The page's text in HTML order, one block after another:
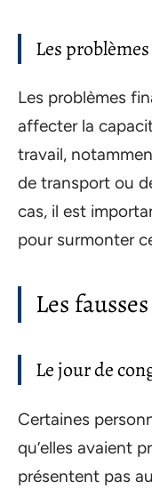
Les
Les problèmes
affecter la
travail,
de transport ou
cas, il est
pour surmonter
Les
Le jour de
Certaines
qu’elles avaient
présentent pas